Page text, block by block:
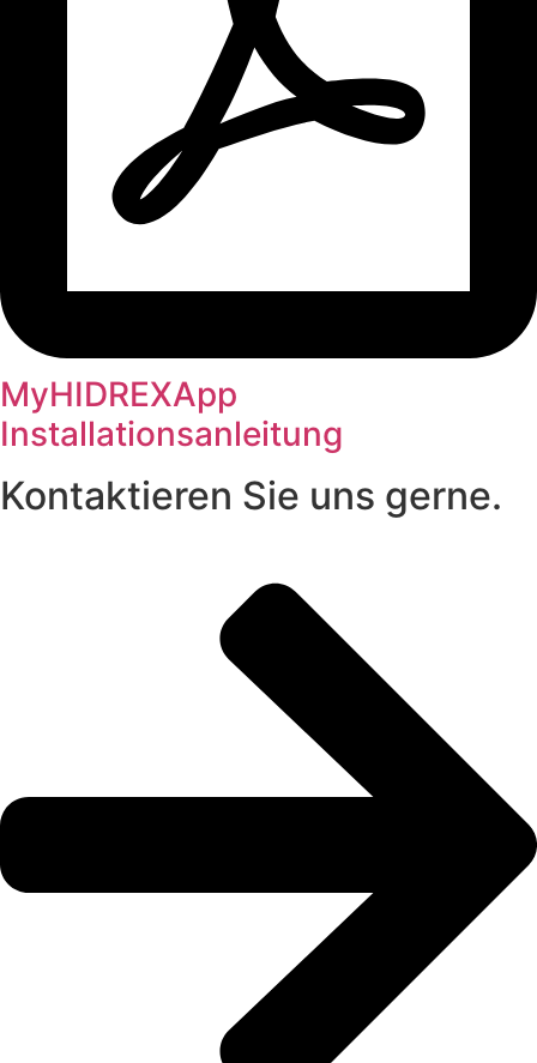
MyHIDREXApp
Installationsanleitung
Kontaktieren Sie uns gerne.